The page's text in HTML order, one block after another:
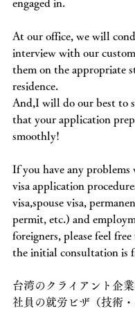
engaged in.
At our office, we will
interview with our
them on the appropriate
residence.
And,I will do our best to
that your application
smoothly!
If you have any problems
visa application
visa,spouse visa,
permit, etc.) and
foreigners, please feel
the initial consultation is
台湾のクライアント企
社員の就労ビザ（技術